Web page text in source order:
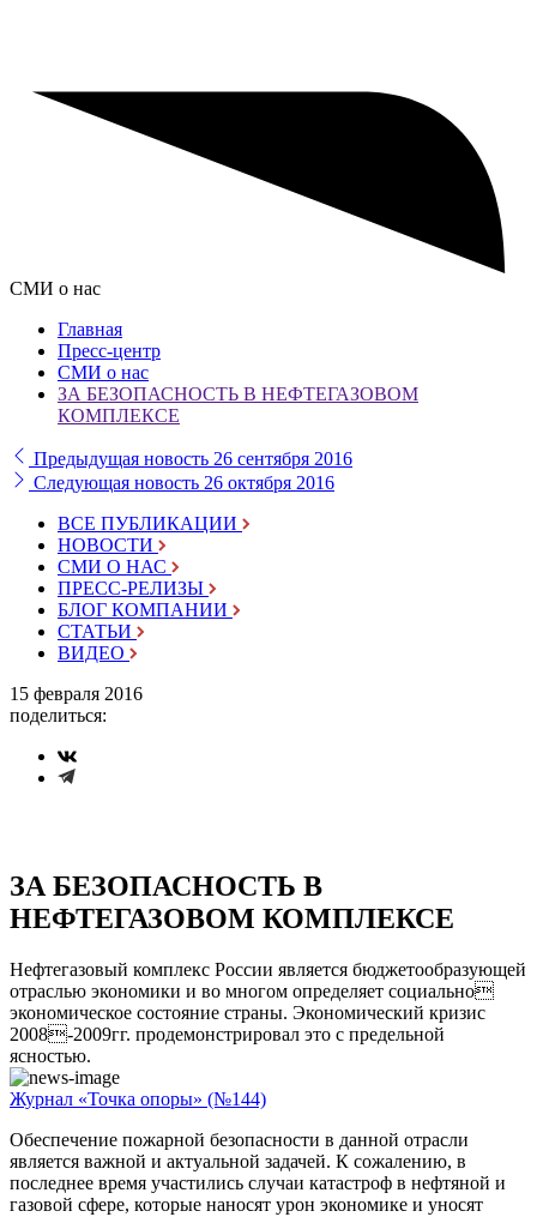
СМИ о нас
Главная
Пресс-центр
СМИ о нас
ЗА БЕЗОПАСНОСТЬ В НЕФТЕГАЗОВОМ
КОМПЛЕКСЕ
Предыдущая новость 26 сентября 2016
Следующая новость 26 октября 2016
ВСЕ ПУБЛИКАЦИИ
НОВОСТИ
СМИ О НАС
ПРЕСС-РЕЛИЗЫ
БЛОГ КОМПАНИИ
СТАТЬИ
ВИДЕО
15 февраля 2016
поделиться:
ЗА БЕЗОПАСНОСТЬ В
НЕФТЕГАЗОВОМ КОМПЛЕКСЕ
Нефтегазовый комплекс России является бюджетообразующей
отраслью экономики и во многом определяет социально
экономическое состояние страны. Экономический кризис
2008-2009гг. продемонстрировал это с предельной
ясностью.
Журнал «Точка опоры» (№144)
Обеспечение пожарной безопасности в данной отрасли
является важной и актуальной задачей. К сожалению, в
последнее время участились случаи катастроф в нефтяной и
газовой сфере, которые наносят урон экономике и уносят